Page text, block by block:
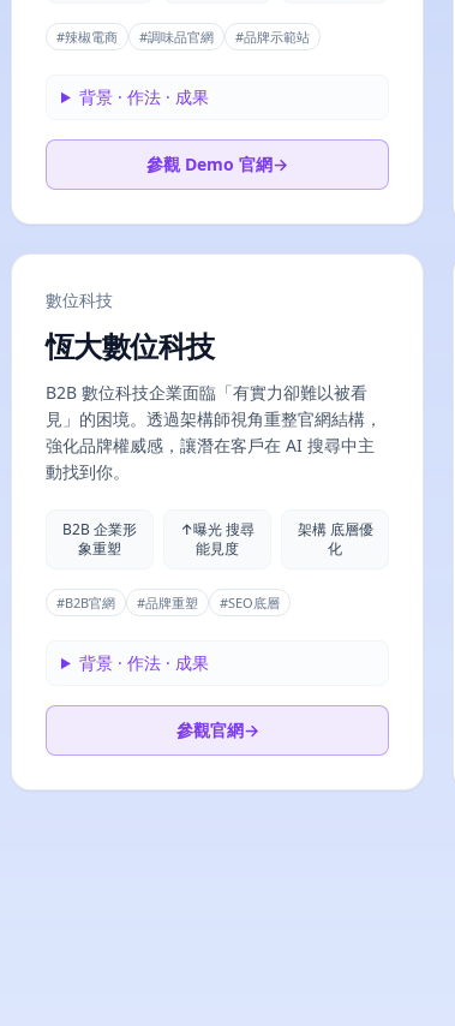
#辣椒電商 #調味品官網 #品牌示範站
背景 · 作法 · 成果
參觀 Demo 官網→
數位科技
恆大數位科技
B2B 數位科技企業面臨「有實力卻難以被看
見」的困境。透過架構師視角重整官網結構，
強化品牌權威感，讓潛在客戶在 AI 搜尋中主
動找到你。
B2B 企業形
象重塑
↑曝光 搜尋
能見度
架構 底層優
化
#B2B官網 #品牌重塑 #SEO底層
背景 · 作法 · 成果
參觀官網→